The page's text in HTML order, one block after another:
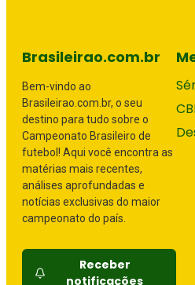
Brasileirao.com.br
Bem-vindo ao
Brasileirao.com.br, o seu
destino para tudo sobre o
Campeonato Brasileiro de
futebol! Aqui você encontra as
matérias mais recentes,
análises aprofundadas e
notícias exclusivas do maior
campeonato do país.
Receber
notificações